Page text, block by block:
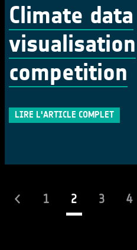
Climate data
visualisation
competition
LIRE L'ARTICLE COMPLET
1 2(actuel)
3 4